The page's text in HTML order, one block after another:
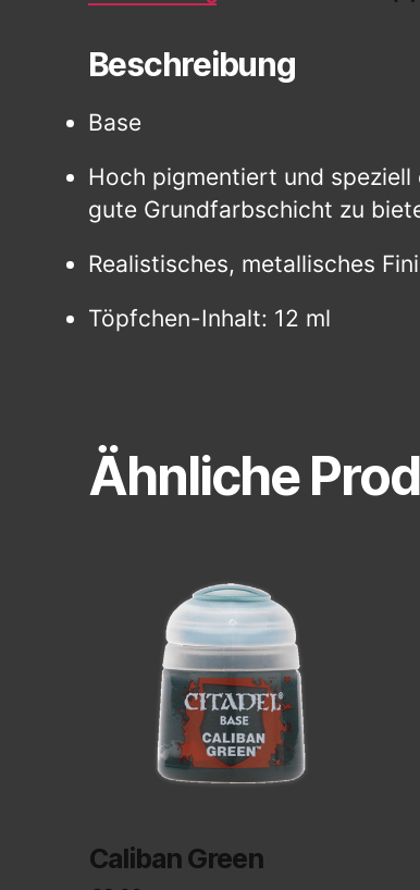
Beschreibung
Base
Hoch pigmentiert und
gute Grundfarbschicht zu
Realistisches, metallisches
Töpfchen-Inhalt: 12 ml
Ähnliche
Caliban Green